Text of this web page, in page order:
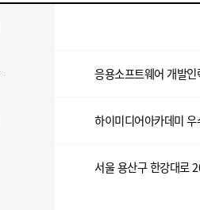
응용소프트웨어 개발인
하이미디어아카데미
서울 용산구 한강대로